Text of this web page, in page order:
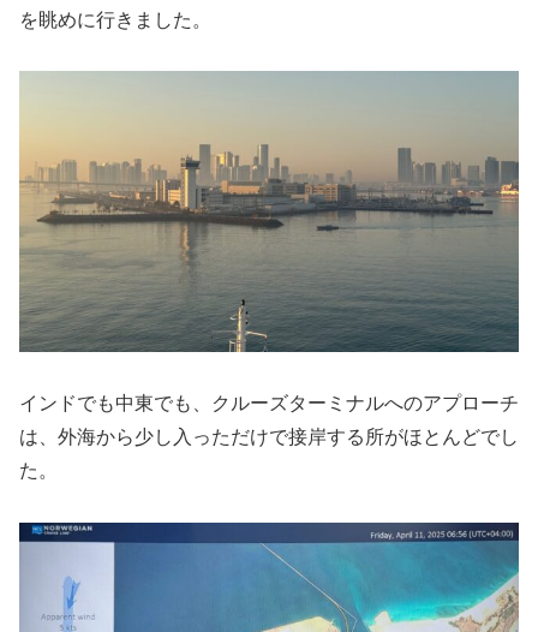
を眺めに行きました。
インドでも中東でも、クルーズターミナルへのアプローチ
は、外海から少し入っただけで接岸する所がほとんどでし
た。